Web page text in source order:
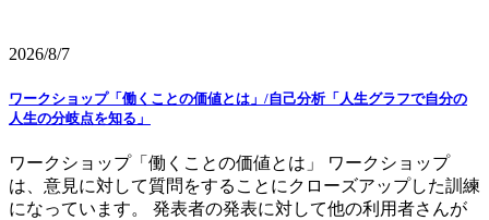
2026/8/7
ワークショップ「働くことの価値とは」/自己分析「人生グラフで自分の
人生の分岐点を知る」
ワークショップ「働くことの価値とは」 ワークショップ
は、意見に対して質問をすることにクローズアップした訓練
になっています。 発表者の発表に対して他の利用者さんが